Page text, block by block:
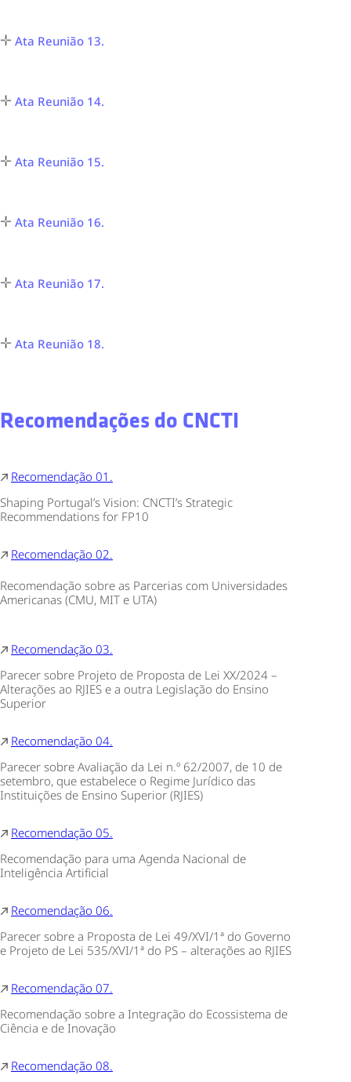
Ata Reunião 13.
Ata Reunião 14.
Ata Reunião 15.
Ata Reunião 16.
Ata Reunião 17.
Ata Reunião 18.
Recomendações do CNCTI
Recomendação 01.
Shaping Portugal’s Vision: CNCTI’s Strategic
Recommendations for FP10
Recomendação 02.
Recomendação sobre as Parcerias com Universidades
Americanas (CMU, MIT e UTA)
Recomendação 03.
Parecer sobre Projeto de Proposta de Lei XX/2024 –
Alterações ao RJIES e a outra Legislação do Ensino
Superior
Recomendação 04.
Parecer sobre Avaliação da Lei n.º 62/2007, de 10 de
setembro, que estabelece o Regime Jurídico das
Instituições de Ensino Superior (RJIES)
Recomendação 05.
Recomendação para uma Agenda Nacional de
Inteligência Artificial
Recomendação 06.
Parecer sobre a Proposta de Lei 49/XVI/1ª do Governo
e Projeto de Lei 535/XVI/1ª do PS – alterações ao RJIES
Recomendação 07.
Recomendação sobre a Integração do Ecossistema de
Ciência e de Inovação
Recomendação 08.